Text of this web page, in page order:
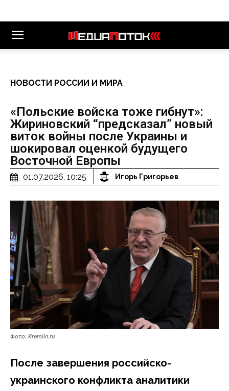
НОВОСТИ РОССИИ И МИРА
«Польские войска тоже гибнут»:
Жириновский “предсказал” новый
виток войны после Украины и
шокировал оценкой будущего
Восточной Европы
01.07.2026, 10:25 Игорь Григорьев
Фото: Kremlin.ru
После завершения российско-
украинского конфликта аналитики